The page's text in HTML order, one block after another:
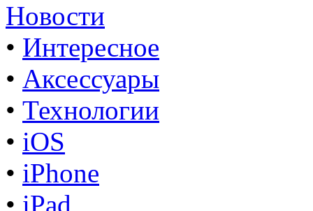
Новости
• Интересное
• Аксессуары
• Технологии
• iOS
• iPhone
• iPad